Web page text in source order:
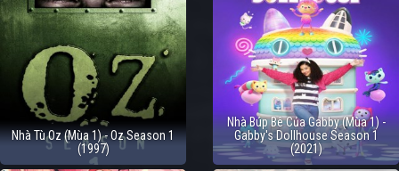
Nhà Tù Oz (Mùa 1) - Oz Season 1
(1997)
Nhà Búp Bê Của Gabby (Mùa 1) -
Gabby's Dollhouse Season 1
(2021)